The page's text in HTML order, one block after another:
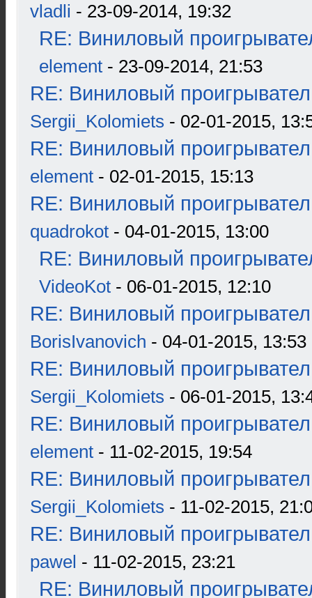
vladli - 23-09-2014, 19:32
RE: Виниловый
element - 23-09-2014, 21:53
RE: Виниловый
Sergii_Kolomiets - 02-01-2015,
RE: Виниловый
element - 02-01-2015, 15:13
RE: Виниловый
quadrokot - 04-01-2015, 13:00
RE: Виниловый
VideoKot - 06-01-2015, 12:10
RE: Виниловый
BorisIvanovich - 04-01-2015, 13:53
RE: Виниловый
Sergii_Kolomiets - 06-01-2015,
RE: Виниловый
element - 11-02-2015, 19:54
RE: Виниловый
Sergii_Kolomiets - 11-02-2015,
RE: Виниловый
pawel - 11-02-2015, 23:21
RE: Виниловый